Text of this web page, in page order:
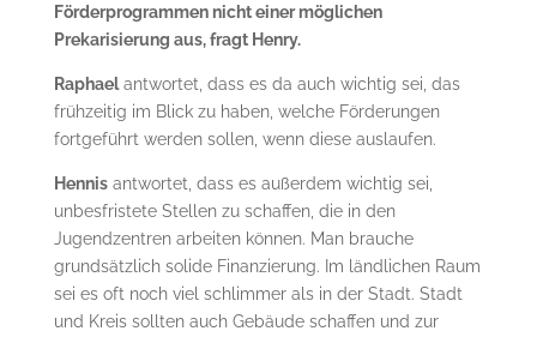
Förderprogrammen nicht einer möglichen
Prekarisierung aus, fragt Henry.
Raphaelantwortet, dass es da auch wichtig sei, das
frühzeitig im Blick zu haben, welche Förderungen
fortgeführt werden sollen, wenn diese auslaufen.
Hennisantwortet, dass es außerdem wichtig sei,
unbesfristete Stellen zu schaffen, die in den
Jugendzentren arbeiten können. Man brauche
grundsätzlich solide Finanzierung. Im ländlichen Raum
sei es oft noch viel schlimmer als in der Stadt. Stadt
und Kreis sollten auch Gebäude schaffen und zur